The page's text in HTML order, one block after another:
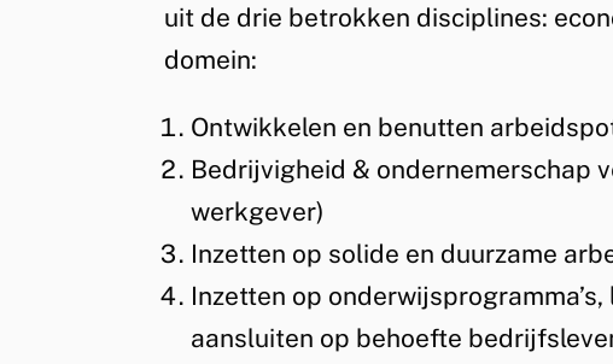
uit de drie betrokken disciplines:
domein:
Ontwikkelen en benutten
Bedrijvigheid & ondernemerschap
werkgever)
Inzetten op solide en duurzame
Inzetten op
aansluiten op behoefte